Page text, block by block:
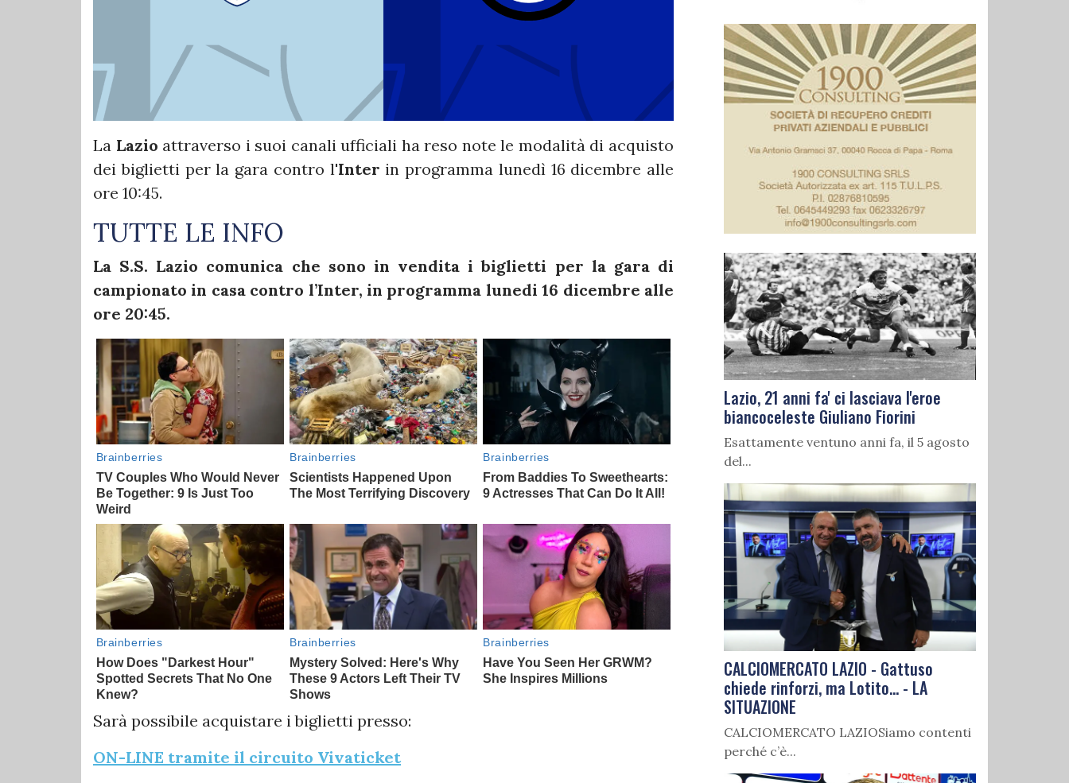
La Lazio attraverso i suoi canali ufficiali ha reso note le modalità di acquisto
dei biglietti per la gara contro l'Inter in programma lunedì 16 dicembre alle
ore 10:45.
TUTTE LE INFO
La S.S. Lazio comunica che sono in vendita i biglietti per la gara di
campionato in casa contro l’Inter, in programma lunedi 16 dicembre alle
ore 20:45.
Sarà possibile acquistare i biglietti presso:
ON-LINE tramite il circuito Vivaticket
Lazio, 21 anni fa' ci lasciava l'eroe
biancoceleste Giuliano Fiorini
Esattamente ventuno anni fa, il 5 agosto
del...
CALCIOMERCATO LAZIO - Gattuso
chiede rinforzi, ma Lotito... - LA
SITUAZIONE
CALCIOMERCATO LAZIOSiamo contenti
perché c’è...